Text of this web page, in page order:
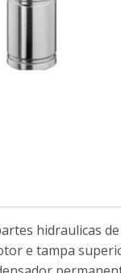
hidraulicas
e tampa